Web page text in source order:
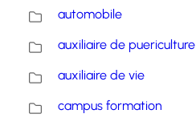
automobile
auxiliaire de puericulture
auxiliaire de vie
campus formation